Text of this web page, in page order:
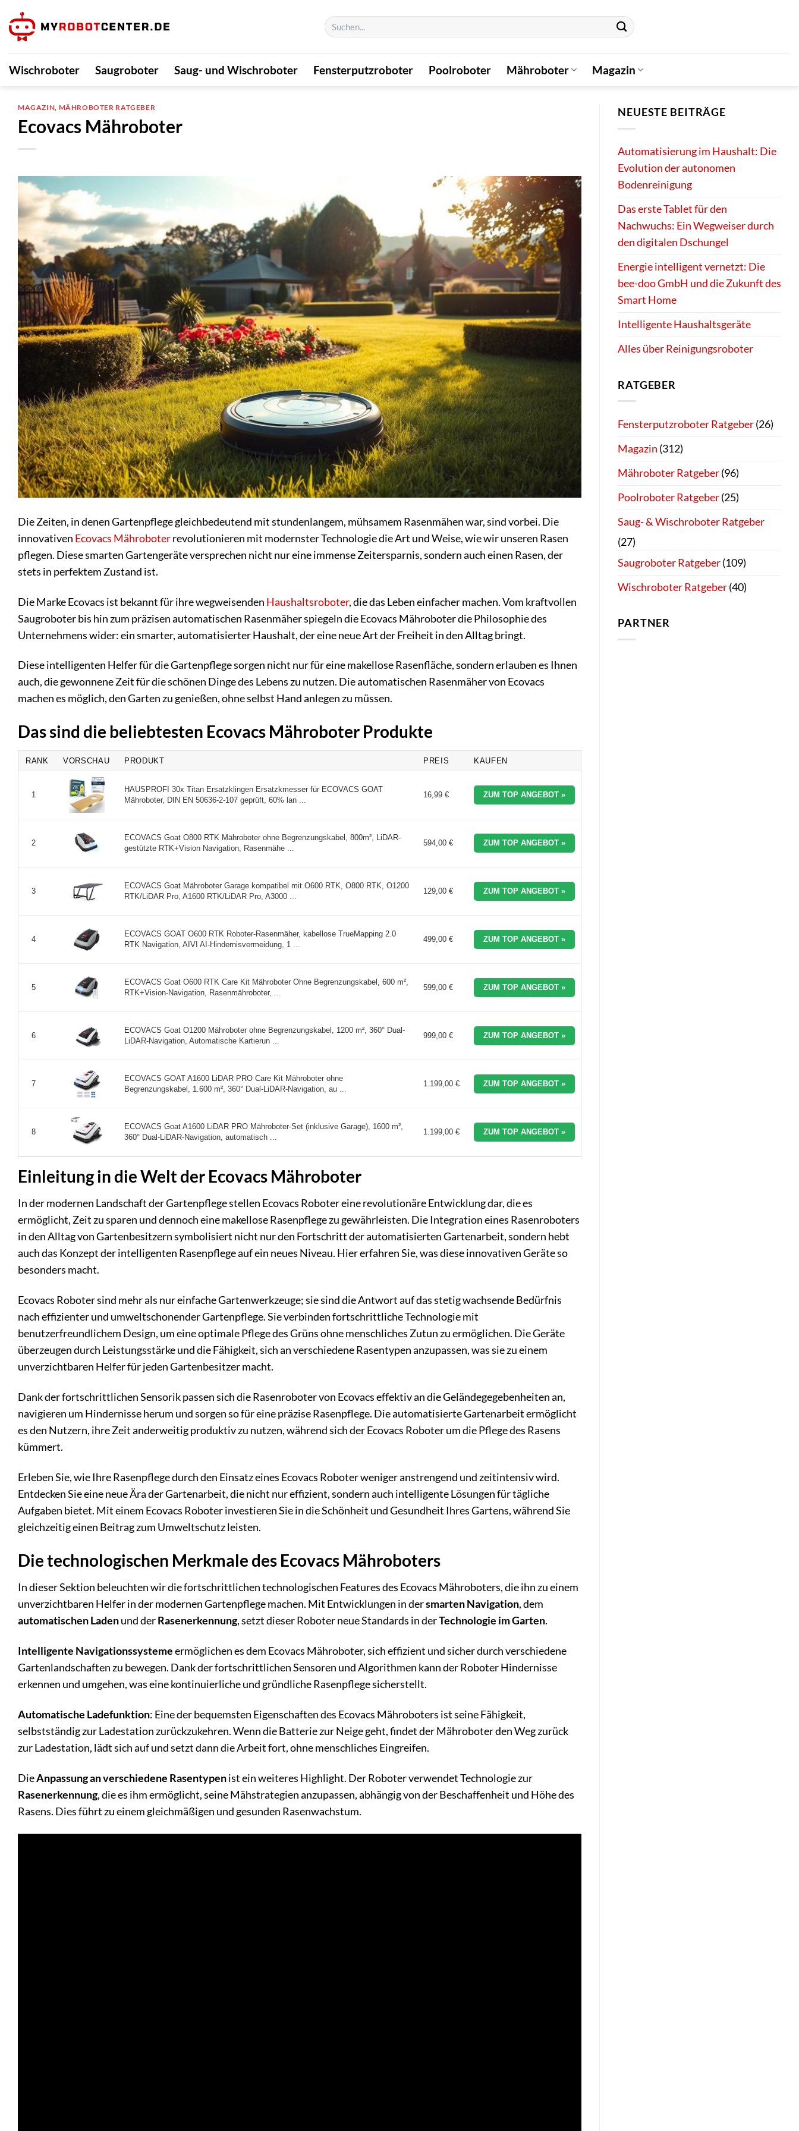
Inhalt
springen
Suchen
nach:
Wischroboter Saugroboter Saug- und Wischroboter Fensterputzroboter Poolroboter Mähroboter Magazin
MAGAZIN, MÄHROBOTER RATGEBER
Ecovacs Mähroboter
Die Zeiten, in denen Gartenpflege gleichbedeutend mit stundenlangem, mühsamem Rasenmähen war, sind vorbei. Die
innovativen Ecovacs Mähroboterrevolutionieren mit modernster Technologie die Art und Weise, wie wir unseren Rasen
pflegen. Diese smarten Gartengeräte versprechen nicht nur eine immense Zeitersparnis, sondern auch einen Rasen, der
stets in perfektem Zustand ist.
Die Marke Ecovacs ist bekannt für ihre wegweisenden Haushaltsroboter, die das Leben einfacher machen. Vom kraftvollen
Saugroboter bis hin zum präzisen automatischen Rasenmäher spiegeln die Ecovacs Mähroboter die Philosophie des
Unternehmens wider: ein smarter, automatisierter Haushalt, der eine neue Art der Freiheit in den Alltag bringt.
Diese intelligenten Helfer für die Gartenpflege sorgen nicht nur für eine makellose Rasenfläche, sondern erlauben es Ihnen
auch, die gewonnene Zeit für die schönen Dinge des Lebens zu nutzen. Die automatischen Rasenmäher von Ecovacs
machen es möglich, den Garten zu genießen, ohne selbst Hand anlegen zu müssen.
Das sind die beliebtesten Ecovacs Mähroboter Produkte
RANK VORSCHAU PRODUKT PREIS KAUFEN
1
HAUSPROFI 30x Titan Ersatzklingen Ersatzkmesser für ECOVACS GOAT
Mähroboter, DIN EN 50636-2-107 geprüft, 60% lan ...
16,99 € ZUM TOP ANGEBOT »
2
ECOVACS Goat O800 RTK Mähroboter ohne Begrenzungskabel, 800m², LiDAR-
gestützte RTK+Vision Navigation, Rasenmähe ...
594,00 € ZUM TOP ANGEBOT »
3
ECOVACS Goat Mähroboter Garage kompatibel mit O600 RTK, O800 RTK, O1200
RTK/LiDAR Pro, A1600 RTK/LiDAR Pro, A3000 ...
129,00 € ZUM TOP ANGEBOT »
4
ECOVACS GOAT O600 RTK Roboter-Rasenmäher, kabellose TrueMapping 2.0
RTK Navigation, AIVI AI-Hindernisvermeidung, 1 ...
499,00 € ZUM TOP ANGEBOT »
5
ECOVACS Goat O600 RTK Care Kit Mähroboter Ohne Begrenzungskabel, 600 m²,
RTK+Vision-Navigation, Rasenmähroboter, ...
599,00 € ZUM TOP ANGEBOT »
6
ECOVACS Goat O1200 Mähroboter ohne Begrenzungskabel, 1200 m², 360° Dual-
LiDAR-Navigation, Automatische Kartierun ...
999,00 € ZUM TOP ANGEBOT »
7
ECOVACS GOAT A1600 LiDAR PRO Care Kit Mähroboter ohne
Begrenzungskabel, 1.600 m², 360° Dual-LiDAR-Navigation, au ...
1.199,00 € ZUM TOP ANGEBOT »
8
ECOVACS Goat A1600 LiDAR PRO Mähroboter-Set (inklusive Garage), 1600 m²,
360° Dual-LiDAR-Navigation, automatisch ...
1.199,00 € ZUM TOP ANGEBOT »
Einleitung in die Welt der Ecovacs Mähroboter
In der modernen Landschaft der Gartenpflege stellen Ecovacs Roboter eine revolutionäre Entwicklung dar, die es
ermöglicht, Zeit zu sparen und dennoch eine makellose Rasenpflege zu gewährleisten. Die Integration eines Rasenroboters
in den Alltag von Gartenbesitzern symbolisiert nicht nur den Fortschritt der automatisierten Gartenarbeit, sondern hebt
auch das Konzept der intelligenten Rasenpflege auf ein neues Niveau. Hier erfahren Sie, was diese innovativen Geräte so
besonders macht.
Ecovacs Roboter sind mehr als nur einfache Gartenwerkzeuge; sie sind die Antwort auf das stetig wachsende Bedürfnis
nach effizienter und umweltschonender Gartenpflege. Sie verbinden fortschrittliche Technologie mit
benutzerfreundlichem Design, um eine optimale Pflege des Grüns ohne menschliches Zutun zu ermöglichen. Die Geräte
überzeugen durch Leistungsstärke und die Fähigkeit, sich an verschiedene Rasentypen anzupassen, was sie zu einem
unverzichtbaren Helfer für jeden Gartenbesitzer macht.
Dank der fortschrittlichen Sensorik passen sich die Rasenroboter von Ecovacs effektiv an die Geländegegebenheiten an,
navigieren um Hindernisse herum und sorgen so für eine präzise Rasenpflege. Die automatisierte Gartenarbeit ermöglicht
es den Nutzern, ihre Zeit anderweitig produktiv zu nutzen, während sich der Ecovacs Roboter um die Pflege des Rasens
kümmert.
Erleben Sie, wie Ihre Rasenpflege durch den Einsatz eines Ecovacs Roboter weniger anstrengend und zeitintensiv wird.
Entdecken Sie eine neue Ära der Gartenarbeit, die nicht nur effizient, sondern auch intelligente Lösungen für tägliche
Aufgaben bietet. Mit einem Ecovacs Roboter investieren Sie in die Schönheit und Gesundheit Ihres Gartens, während Sie
gleichzeitig einen Beitrag zum Umweltschutz leisten.
Die technologischen Merkmale des Ecovacs Mähroboters
In dieser Sektion beleuchten wir die fortschrittlichen technologischen Features des Ecovacs Mähroboters, die ihn zu einem
unverzichtbaren Helfer in der modernen Gartenpflege machen. Mit Entwicklungen in dersmarten Navigation, dem
automatischen Ladenund derRasenerkennung, setzt dieser Roboter neue Standards in derTechnologie im Garten.
Intelligente Navigationssystemeermöglichen es dem Ecovacs Mähroboter, sich effizient und sicher durch verschiedene
Gartenlandschaften zu bewegen. Dank der fortschrittlichen Sensoren und Algorithmen kann der Roboter Hindernisse
erkennen und umgehen, was eine kontinuierliche und gründliche Rasenpflege sicherstellt.
Automatische Ladefunktion: Eine der bequemsten Eigenschaften des Ecovacs Mähroboters ist seine Fähigkeit,
selbstständig zur Ladestation zurückzukehren. Wenn die Batterie zur Neige geht, findet der Mähroboter den Weg zurück
zur Ladestation, lädt sich auf und setzt dann die Arbeit fort, ohne menschliches Eingreifen.
DieAnpassung an verschiedene Rasentypenist ein weiteres Highlight. Der Roboter verwendet Technologie zur
Rasenerkennung, die es ihm ermöglicht, seine Mähstrategien anzupassen, abhängig von der Beschaffenheit und Höhe des
Rasens. Dies führt zu einem gleichmäßigen und gesunden Rasenwachstum.
NEUESTE BEITRÄGE
Automatisierung im Haushalt: Die
Evolution der autonomen
Bodenreinigung
Das erste Tablet für den
Nachwuchs: Ein Wegweiser durch
den digitalen Dschungel
Energie intelligent vernetzt: Die
bee-doo GmbH und die Zukunft des
Smart Home
Intelligente Haushaltsgeräte
Alles über Reinigungsroboter
RATGEBER
Fensterputzroboter Ratgeber(26)
Magazin (312)
Mähroboter Ratgeber(96)
Poolroboter Ratgeber(25)
Saug- & Wischroboter Ratgeber
(27)
Saugroboter Ratgeber(109)
Wischroboter Ratgeber(40)
PARTNER